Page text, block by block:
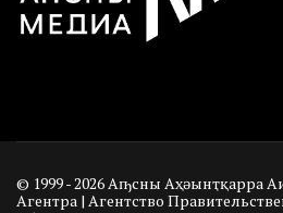
© 1999 - 2026 Аҧсны Аҳәынҭқарра
Агентра | Агентство